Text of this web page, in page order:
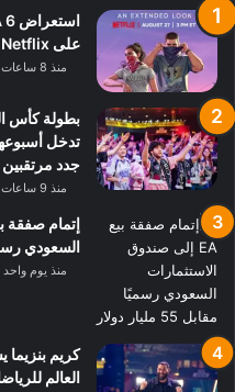
على Netflix
منذ 8 ساعات
تدخل
جدد مرتقبين
منذ 9 ساعات
السعودي رسميًا
منذ يوم واحد
كريم بنزيما
العالم للرياضات